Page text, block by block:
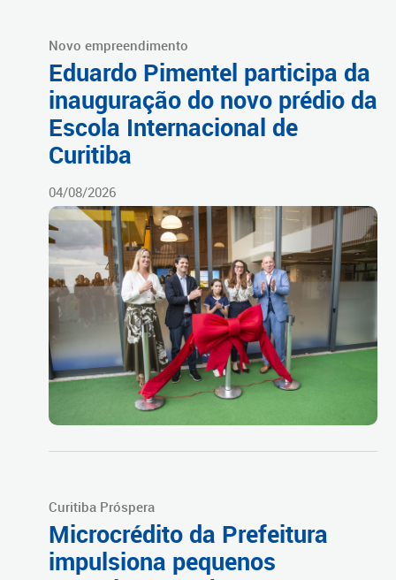
Novo empreendimento
Eduardo Pimentel participa da
inauguração do novo prédio da
Escola Internacional de
Curitiba
04/08/2026
Curitiba Próspera
Microcrédito da Prefeitura
impulsiona pequenos